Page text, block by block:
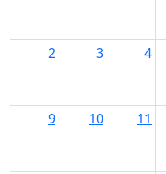
2 3 4
9 10 11